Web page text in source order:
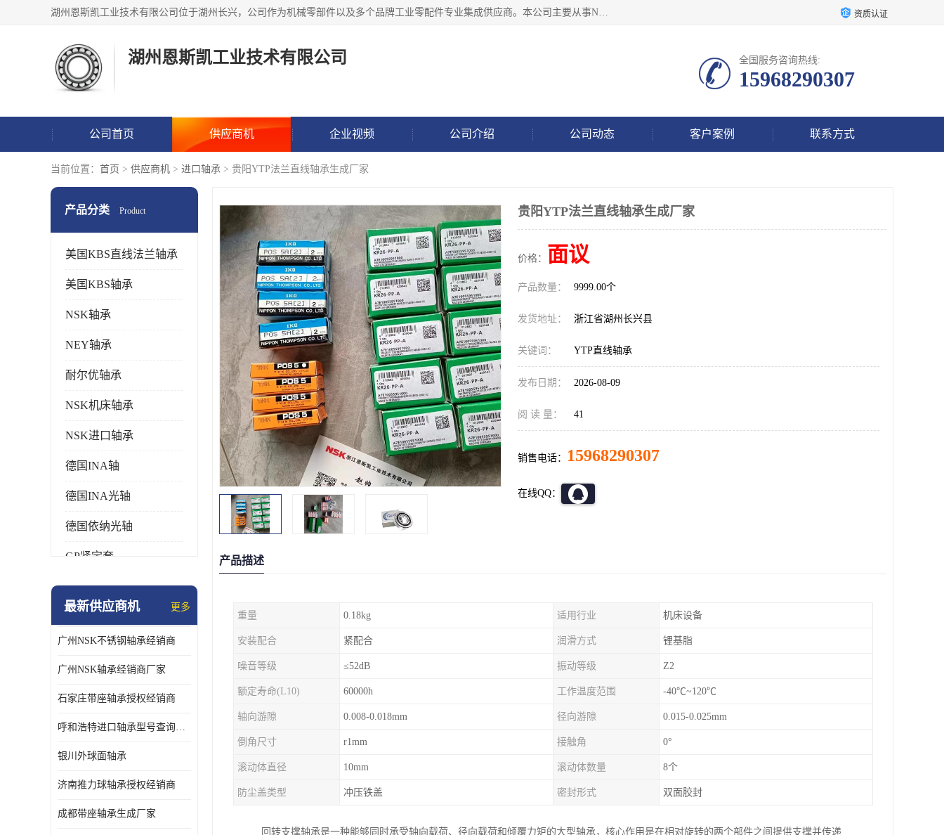
湖州恩斯凯工业技术有限公司位于湖州长兴，公司作为机械零部件以及多个品牌工业零配件专业集成供应商。本公司主要从事NSK进口轴承、SKF进口轴承、FAG进口轴承、NTN进口轴承、国产轴承：ZWZ、HRB、C&U轴承外球面轴承、导轨、丝杠、滑块、 润滑油、工业皮带及其他工业零部件的销售. 资质认证
湖州恩斯凯工业技术有限公司 全国服务咨询热线:
15968290307
公司首页 供应商机 企业视频 公司介绍 公司动态 客户案例 联系方式
当前位置： 首页 > 供应商机 > 进口轴承 > 贵阳YTP法兰直线轴承生成厂家
产品分类 Product
美国KBS直线法兰轴承
美国KBS轴承
NSK轴承
NEY轴承
耐尔优轴承
NSK机床轴承
NSK进口轴承
德国INA轴
德国INA光轴
德国依纳光轴
GP紧定套
SKF轴承
日本NSK进口轴承
德国INA进口轴承
最新供应商机 更多
广州NSK不锈钢轴承经销商
广州NSK轴承经销商厂家
石家庄带座轴承授权经销商
呼和浩特进口轴承型号查询授权经销商
银川外球面轴承
济南推力球轴承授权经销商
成都带座轴承生成厂家
贵阳YTP法兰直线轴承生成厂家
价格： 面议
产品数量： 9999.00个
发货地址： 浙江省湖州长兴县
关键词： YTP直线轴承
发布日期： 2026-08-09
阅 读 量： 41
销售电话： 15968290307
在线QQ：
产品描述
重量 0.18kg 适用行业 机床设备
安装配合 紧配合 润滑方式 锂基脂
噪音等级 ≤52dB 振动等级 Z2
额定寿命(L10) 60000h 工作温度范围 -40℃~120℃
轴向游隙 0.008-0.018mm 径向游隙 0.015-0.025mm
倒角尺寸 r1mm 接触角 0°
滚动体直径 10mm 滚动体数量 8个
防尘盖类型 冲压铁盖 密封形式 双面胶封
回转支撑轴承是一种能够同时承受轴向载荷、径向载荷和倾覆力矩的大型轴承，核心作用是在相对旋转的两个部件之间提供支撑并传递